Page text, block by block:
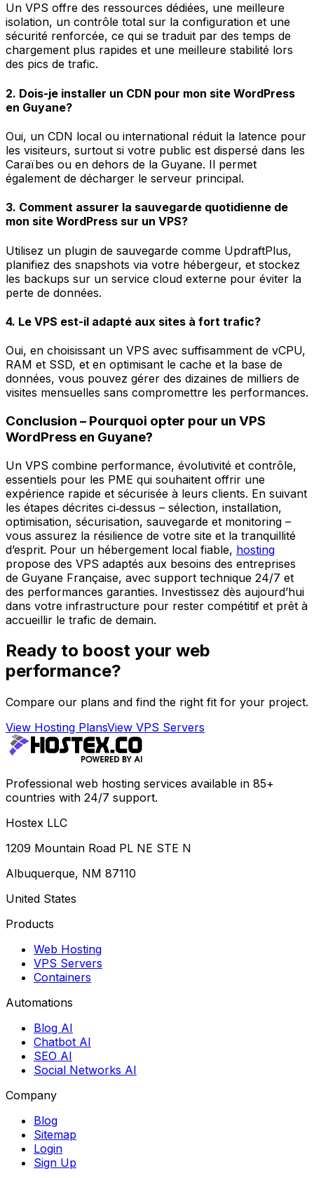
Un VPS offre des ressources dédiées, une meilleure
isolation, un contrôle total sur la configuration et une
sécurité renforcée, ce qui se traduit par des temps de
chargement plus rapides et une meilleure stabilité lors
des pics de trafic.
2. Dois-je installer un CDN pour mon site WordPress
en Guyane?
Oui, un CDN local ou international réduit la latence pour
les visiteurs, surtout si votre public est dispersé dans les
Caraïbes ou en dehors de la Guyane. Il permet
également de décharger le serveur principal.
3. Comment assurer la sauvegarde quotidienne de
mon site WordPress sur un VPS?
Utilisez un plugin de sauvegarde comme UpdraftPlus,
planifiez des snapshots via votre hébergeur, et stockez
les backups sur un service cloud externe pour éviter la
perte de données.
4. Le VPS est-il adapté aux sites à fort trafic?
Oui, en choisissant un VPS avec suffisamment de vCPU,
RAM et SSD, et en optimisant le cache et la base de
données, vous pouvez gérer des dizaines de milliers de
visites mensuelles sans compromettre les performances.
Conclusion – Pourquoi opter pour un VPS
WordPress en Guyane?
Un VPS combine performance, évolutivité et contrôle,
essentiels pour les PME qui souhaitent offrir une
expérience rapide et sécurisée à leurs clients. En suivant
les étapes décrites ci‑dessus – sélection, installation,
optimisation, sécurisation, sauvegarde et monitoring –
vous assurez la résilience de votre site et la tranquillité
d’esprit. Pour un hébergement local fiable, hosting
propose des VPS adaptés aux besoins des entreprises
de Guyane Française, avec support technique 24/7 et
des performances garanties. Investissez dès aujourd’hui
dans votre infrastructure pour rester compétitif et prêt à
accueillir le trafic de demain.
Ready to boost your web
performance?
Compare our plans and find the right fit for your project.
View Hosting PlansView VPS Servers
Professional web hosting services available in 85+
countries with 24/7 support.
Hostex LLC
1209 Mountain Road PL NE STE N
Albuquerque, NM 87110
United States
Products
Web Hosting
VPS Servers
Containers
Automations
Blog AI
Chatbot AI
SEO AI
Social Networks AI
Company
Blog
Sitemap
Login
Sign Up